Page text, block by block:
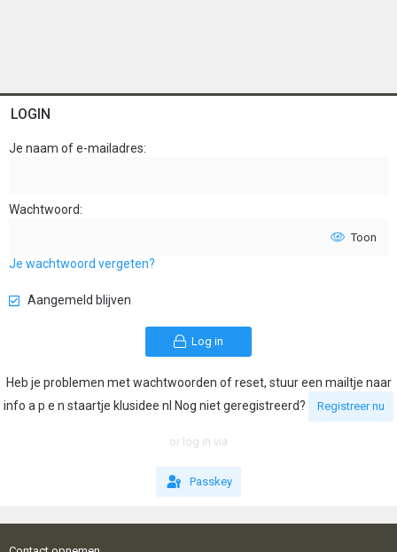
LOGIN
Je naam of e-mailadres
Wachtwoord
Toon
Je wachtwoord vergeten?
Aangemeld blijven
Log in
Heb je problemen met wachtwoorden of reset, stuur een mailtje naar
info a p e n staartje klusidee nl Nog niet geregistreerd?
Registreer nu
or log in via
Passkey